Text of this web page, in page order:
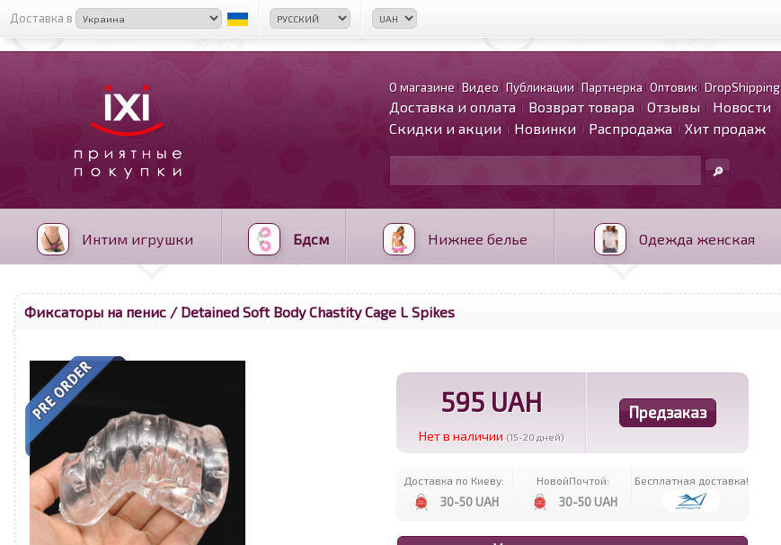
Доставка в
О магазине Видео Публикации Партнерка Оптовик DropShipping
Доставка и оплата Возврат товара Отзывы
Новости
Скидки и акции
Новинки Распродажа Хит продаж
Интим игрушки Бдсм Нижнее белье Одежда женская
Фиксаторы на пенис / Detained Soft Body Chastity Cage L Spikes
595 UAH
Нет в наличии (15-20 дней)
Доставка по Киеву:
30-50 UAH
НовойПочтой:
30-50 UAH
Бесплатная доставка!